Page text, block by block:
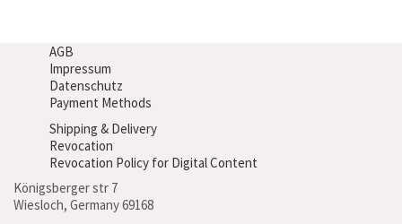
AGB
Impressum
Datenschutz
Payment Methods
Shipping & Delivery
Revocation
Revocation Policy for Digital Content
Königsberger str 7
Wiesloch, Germany 69168